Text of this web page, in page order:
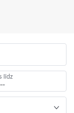
līdz